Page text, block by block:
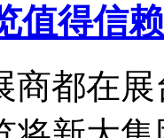
值得信赖
商都在